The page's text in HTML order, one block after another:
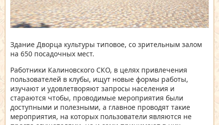
Здание Дворца культуры типовое, со зрительным залом
на 650 посадочных мест.
Работники Калиновского СКО, в целях привлечения
пользователей в клубы, ищут новые формы работы,
изучают и удовлетворяют запросы населения и
стараются чтобы, проводимые мероприятия были
доступными и полезными, а главное проводят такие
мероприятия, на которых пользователи являются не